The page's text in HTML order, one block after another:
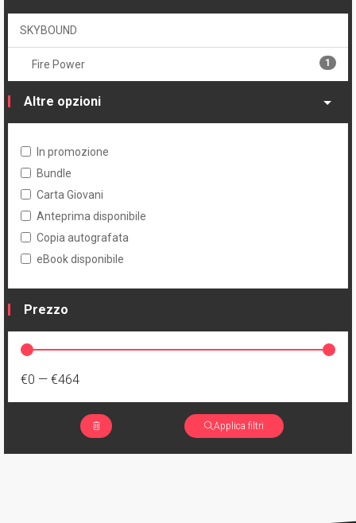
SKYBOUND
Fire Power 1
Altre opzioni
In promozione
Bundle
Carta Giovani
Anteprima disponibile
Copia autografata
eBook disponibile
Prezzo
€0 — €464
Applica filtri